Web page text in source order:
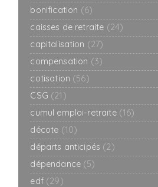
bonification (6)
caisses de retraite (24)
capitalisation (27)
compensation (3)
cotisation (56)
CSG (21)
cumul emploi-retraite (16)
décote (10)
départs anticipés (2)
dépendance (5)
edf (29)